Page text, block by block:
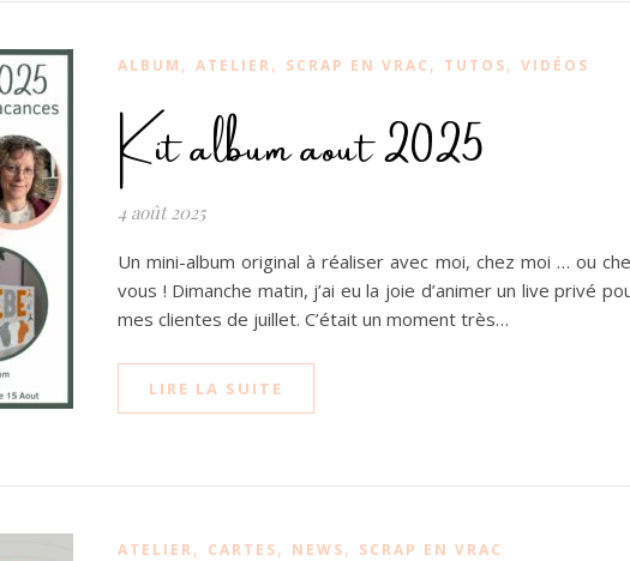
ALBUM , ATELIER, SCRAP EN VRAC , TUTOS, VIDÉOS
Kit album aout 2025
4 août 2025
Un mini-album original à réaliser avec moi, chez moi … ou
vous ! Dimanche matin, j’ai eu la joie d’animer un live privé
mes clientes de juillet. C’était un moment très…
LIRE LA SUITE
ATELIER, CARTES, NEWS, SCRAP EN VRAC